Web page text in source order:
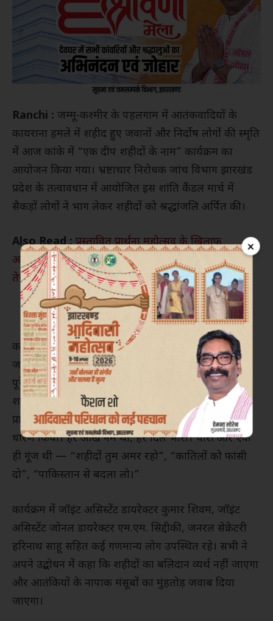
×
Ranchi : जम्मू-कश्मीर के पहलगाम में आतंकवादियों के
कायराना हमले में शहीद हुए जवानों और निर्दोष लोगों की स्मृति
में आज कांके में “एक दीप शहीदों के नाम” कार्यक्रम का
आयोजन किया गया। भ्रष्टाचार निरोधक जांच विभाग झारखंड
प्रदेश के तत्वावधान में आयोजित इस शांति कैंडल मार्च में
सैकड़ों लोगों ने भाग लेकर शहीदों को श्रद्धांजलि अर्पित की।
Also Read :प्रस्तावित प्रार्थना महोत्सव के खिलाफ
आदिवासी संगठनों का हल्ला बोल, कार्यक्रम रद्द करने की मांग
तेज
कांके चौक से न्यू मार्केट, कांके थाना होते हुए बाजार टांड़ तक
जलती हुई मोमबत्तियों के साथ निकाले गए इस कैंडल मार्च ने
पूरे वातावरण को श्रद्धा और देशभक्ति से सराबोर कर दिया।
शहीदों की आत्मा की शांति और परिजनों को न्याय दिलाने की
प्रार्थना के साथ उपस्थित जनसमूह ने दो मिनट का मौन भी
धारण किया। हर आंख नम थी, हर दिल भारी। चारों ओर एक
ही गूंज थी — “शहीदों तुम अमर रहो”, “कातिलों को फांसी
दो”, “पाकिस्तान से बदला लो।”
कार्यक्रम में जॉइंट असिस्टेंट डायरेक्टर कुमार शिवम, जॉइंट
असिस्टेंट जोनल डायरेक्टर एम.एम. सिद्दीकी, जनरल सेक्रेटरी
हरिनाथ साहू सहित कई गणमान्य लोग उपस्थित रहे। सभी ने
अपने उद्बोधन में कहा कि शहीदों का बलिदान व्यर्थ नहीं जाएगा
और आतंकियों के नापाक मंसूबों का मुंहतोड़ जवाब दिया
जाएगा।